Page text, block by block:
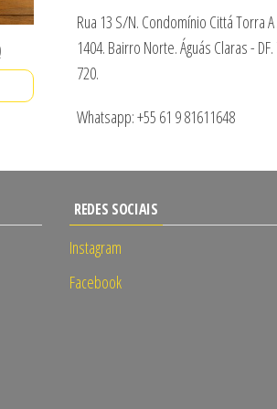
O
preço
Rua 13 S/N. Condomínio Cittá Torra
1404. Bairro Norte. Águás Claras -
720.
Whatsapp: +55 61 9 81611648
REDES SOCIAIS
Instagram
Facebook